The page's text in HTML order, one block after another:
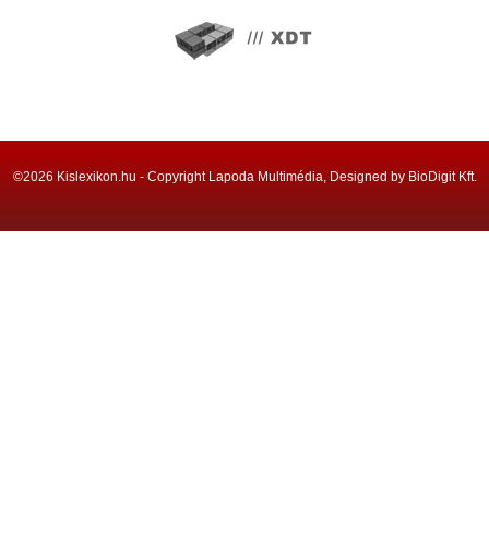
©2026 Kislexikon.hu - Copyright Lapoda Multimédia, Designed by BioDigit Kft.